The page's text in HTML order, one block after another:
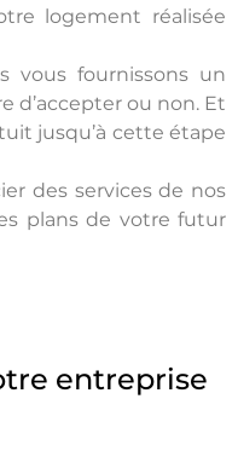
logement réalisée
vous fournissons un
d’accepter ou non. Et
jusqu’à cette étape
des services de nos
plans de votre futur
entreprise